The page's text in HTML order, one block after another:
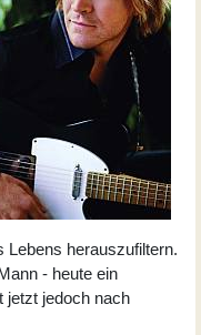
Lebens herauszufiltern.
- heute ein
jetzt jedoch nach